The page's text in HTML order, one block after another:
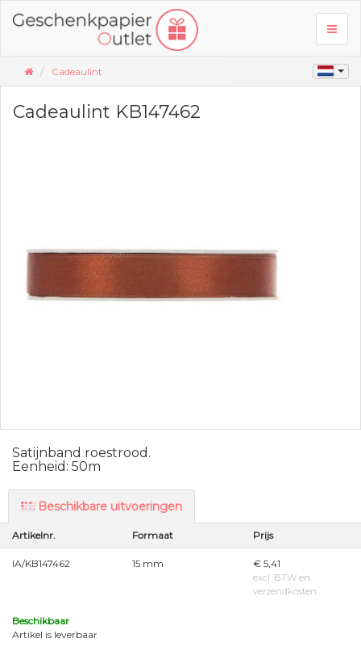
Cadeaulint
Cadeaulint KB147462
Satijnband roestrood.
Eenheid: 50m
Beschikbare uitvoeringen
Artikelnr. Formaat Prijs
IA/KB147462 15 mm € 5,41
excl. BTW en
verzendkosten
Beschikbaar
Artikel is leverbaar